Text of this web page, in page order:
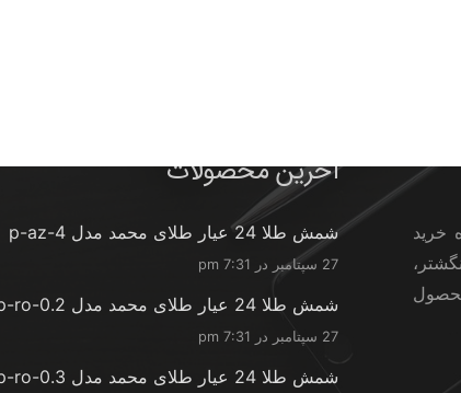
خرید
آخرین محصولات
شمش طلا 24 عیار طلای محمد مدل p-az-4
27 سپتامبر در 7:31 pm
شمش طلا 24 عیار طلای محمد مدل p-ro-0.2
27 سپتامبر در 7:31 pm
شمش طلا 24 عیار طلای محمد مدل p-ro-0.3